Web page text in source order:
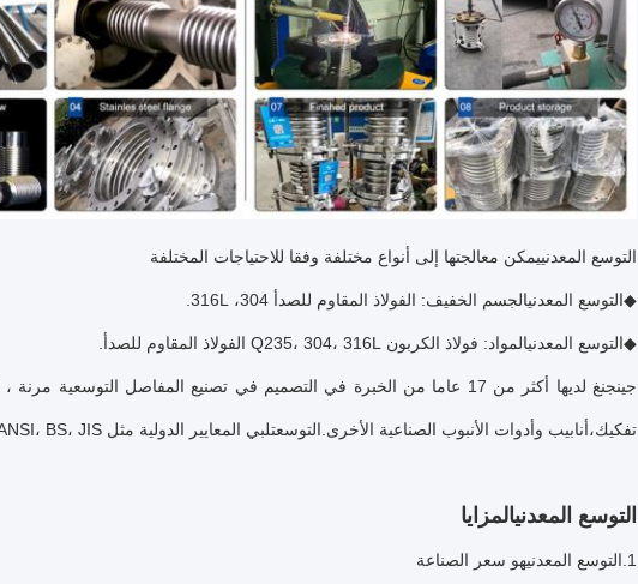
التوسع المعدنييمكن معالجتها إلى أنواع مختلفة وفقا للاحتياجات المختلفة
◆التوسع المعدنيالجسم الخفيف: الفولاذ المقاوم للصدأ 304، 316L.
◆التوسع المعدنيالمواد: فولاذ الكربون Q235، 304، 316L الفولاذ المقاوم للصدأ.
جينجنغ لديها أكثر من 17 عاما من الخبرة في التصميم في تصنيع المفاصل
تفكيك،أنابيب وأدوات الأنبوب الصناعية الأخرى.التوسعتلبي المعايير الدولية مثل GB، ISO، DIN، ANSI، BS، JIS والمتطلبات الخاصة للعملاء.
التوسع المعدنيالمزايا
1. التوسع المعدنيهو سعر الصناعة